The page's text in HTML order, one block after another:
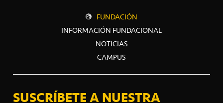
FUNDACIÓN
INFORMACIÓN FUNDACIONAL
NOTICIAS
CAMPUS
SUSCRÍBETE A NUESTRA